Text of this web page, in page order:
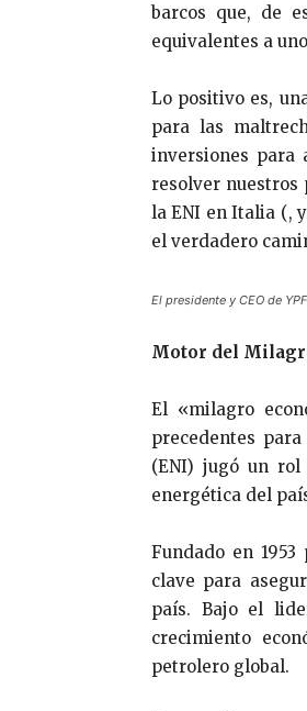
barcos que, de
equivalentes a
Lo positivo es,
para las
inversiones para
resolver nuestros
la ENI en Italia (,
el verdadero
El presidente y CEO de
Motor del
El «milagro
precedentes
(ENI) jugó un
energética del
Fundado en
clave para
país. Bajo el
crecimiento
petrolero global.